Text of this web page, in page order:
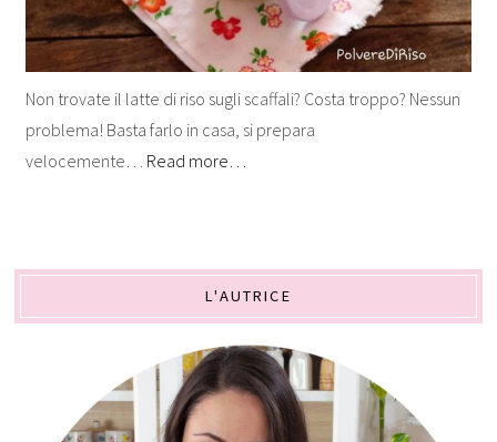
Non trovate il latte di riso sugli scaffali? Costa troppo? Nessun
problema! Basta farlo in casa, si prepara
velocemente… Read more…
L'AUTRICE